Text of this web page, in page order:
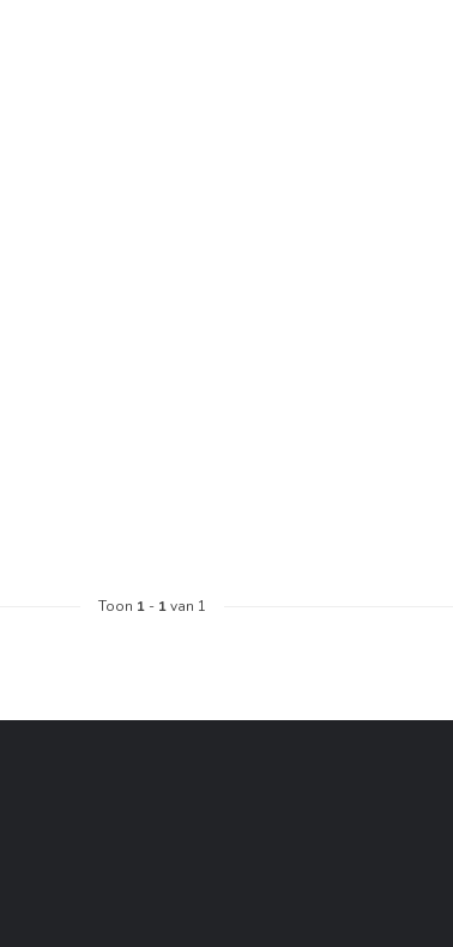
Toon 1 - 1van 1